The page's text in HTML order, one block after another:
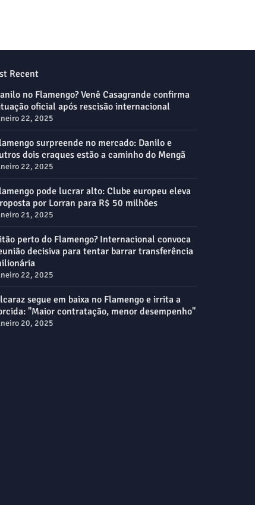
Recent
no Flamengo? Venê Casagrande confirma
oficial após rescisão internacional
22, 2025
surpreende no mercado: Danilo e
dois craques estão a caminho do Mengã
22, 2025
pode lucrar alto: Clube europeu eleva
por Lorran para R$ 50 milhões
21, 2025
perto do Flamengo? Internacional convoca
decisiva para tentar barrar transferência
22, 2025
segue em baixa no Flamengo e irrita a
"Maior contratação, menor desempenho"
20, 2025